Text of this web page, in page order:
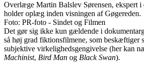
Overlæge Martin Balslev Sørensen, ekspert
holder oplæg inden visningen af Gøgereden.
Foto: PR-foto - Sindet og Filmen
Det gør sig ikke kun gældende i
så høj grad fiktionsfilmene, som beskæftiger
subjektive virkelighedsgengivelse (her kan
Machinist, Bird Man og Black Swan).